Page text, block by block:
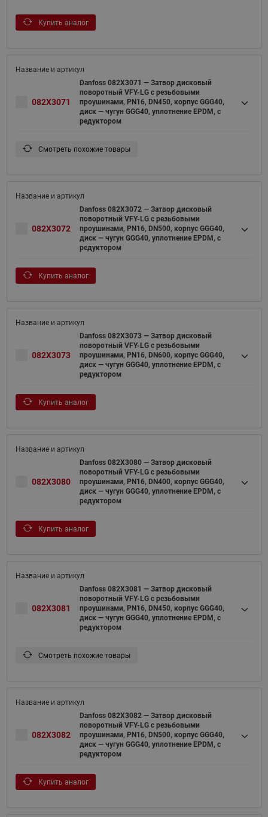
Купить аналог
082X3071
Danfoss 082X3071 — Затвор дисковый
поворотный VFY-LG с резьбовыми
проушинами, PN16, DN450, корпус GGG40,
диск — чугун GGG40, уплотнение EPDM, с
редуктором
Смотреть похожие товары
082X3072
Danfoss 082X3072 — Затвор дисковый
поворотный VFY-LG с резьбовыми
проушинами, PN16, DN500, корпус GGG40,
диск — чугун GGG40, уплотнение EPDM, с
редуктором
Купить аналог
082X3073
Danfoss 082X3073 — Затвор дисковый
поворотный VFY-LG с резьбовыми
проушинами, PN16, DN600, корпус GGG40,
диск — чугун GGG40, уплотнение EPDM, с
редуктором
Купить аналог
082X3080
Danfoss 082X3080 — Затвор дисковый
поворотный VFY-LG с резьбовыми
проушинами, PN16, DN400, корпус GGG40,
диск — чугун GGG40, уплотнение EPDM, с
редуктором
Купить аналог
082X3081
Danfoss 082X3081 — Затвор дисковый
поворотный VFY-LG с резьбовыми
проушинами, PN16, DN450, корпус GGG40,
диск — чугун GGG40, уплотнение EPDM, с
редуктором
Смотреть похожие товары
082X3082
Danfoss 082X3082 — Затвор дисковый
поворотный VFY-LG с резьбовыми
проушинами, PN16, DN500, корпус GGG40,
диск — чугун GGG40, уплотнение EPDM, с
редуктором
Купить аналог